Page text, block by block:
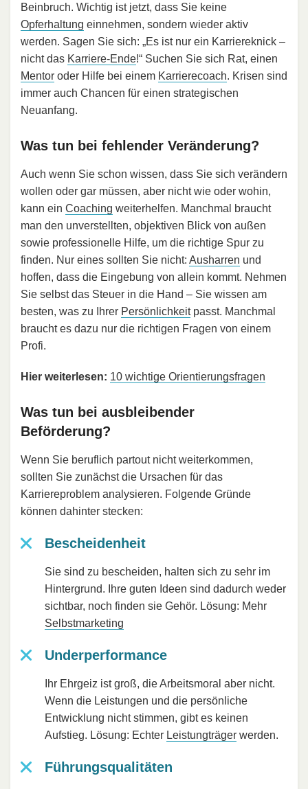
Beinbruch. Wichtig ist jetzt, dass Sie keine
Opferhaltung einnehmen, sondern wieder aktiv
werden. Sagen Sie sich: „Es ist nur ein Karriereknick –
nicht das Karriere-Ende!“ Suchen Sie sich Rat, einen
Mentor oder Hilfe bei einem Karrierecoach. Krisen sind
immer auch Chancen für einen strategischen
Neuanfang.
Was tun bei fehlender Veränderung?
Auch wenn Sie schon wissen, dass Sie sich verändern
wollen oder gar müssen, aber nicht wie oder wohin,
kann ein Coaching weiterhelfen. Manchmal braucht
man den unverstellten, objektiven Blick von außen
sowie professionelle Hilfe, um die richtige Spur zu
finden. Nur eines sollten Sie nicht: Ausharren und
hoffen, dass die Eingebung von allein kommt. Nehmen
Sie selbst das Steuer in die Hand – Sie wissen am
besten, was zu Ihrer Persönlichkeitpasst. Manchmal
braucht es dazu nur die richtigen Fragen von einem
Profi.
Hier weiterlesen: 10 wichtige Orientierungsfragen
Was tun bei ausbleibender
Beförderung?
Wenn Sie beruflich partout nicht weiterkommen,
sollten Sie zunächst die Ursachen für das
Karriereproblem analysieren. Folgende Gründe
können dahinter stecken:
Bescheidenheit
Sie sind zu bescheiden, halten sich zu sehr im
Hintergrund. Ihre guten Ideen sind dadurch weder
sichtbar, noch finden sie Gehör. Lösung: Mehr
Selbstmarketing
Underperformance
Ihr Ehrgeiz ist groß, die Arbeitsmoral aber nicht.
Wenn die Leistungen und die persönliche
Entwicklung nicht stimmen, gibt es keinen
Aufstieg. Lösung: Echter Leistungträger werden.
Führungsqualitäten